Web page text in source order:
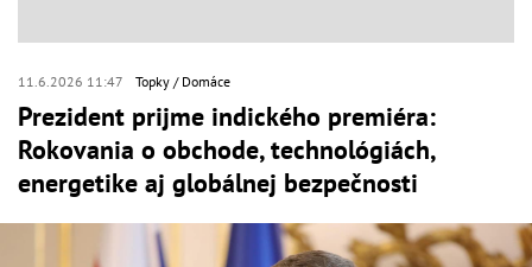
11.6.2026 11:47 Topky Domáce
Prezident prijme indického premiéra:
Rokovania o obchode, technológiách,
energetike aj globálnej bezpečnosti